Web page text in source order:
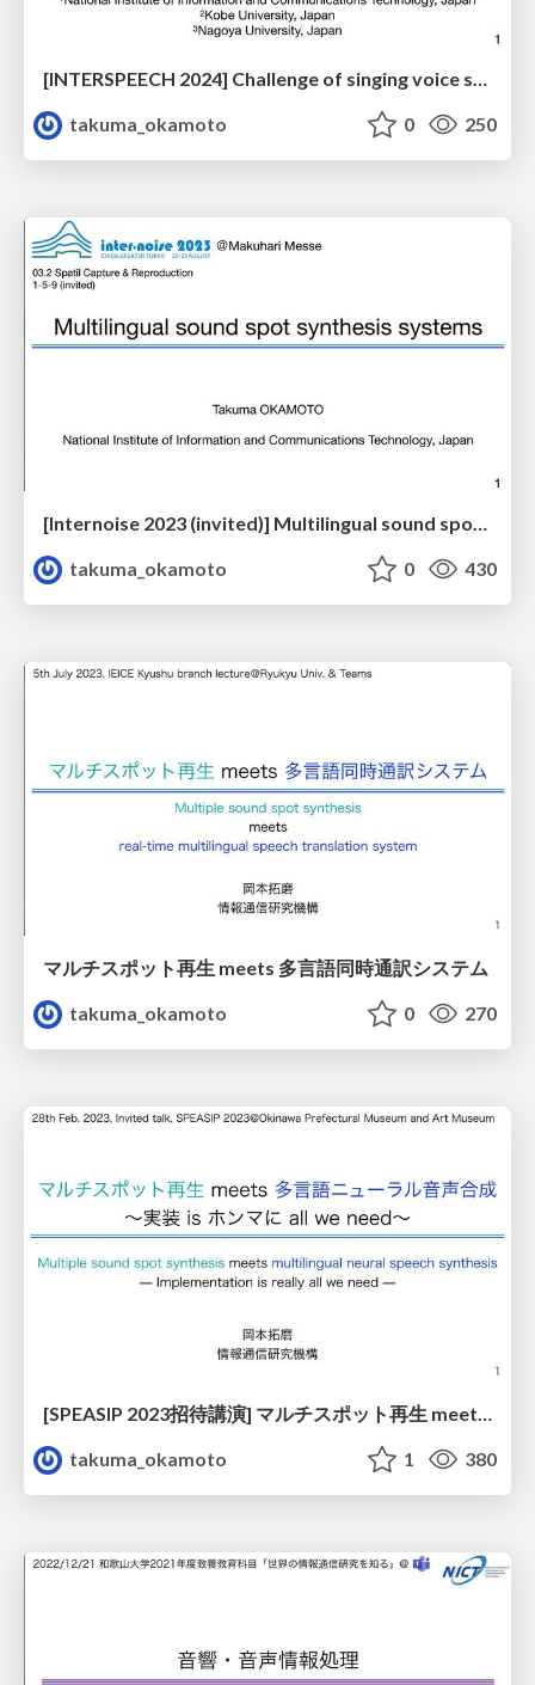
takuma_okamoto
0 250
[Internoise 2023 (invited)] Multilingual sound spot synthesis systems
takuma_okamoto
0 430
マルチスポット再生 meets 多言語同時通訳システム
takuma_okamoto
0 270
[SPEASIP 2023招待講演] マルチスポット再生 meets 多言語ニューラル音声合成 ~実装 is ホンマに all we need~
takuma_okamoto
1 380